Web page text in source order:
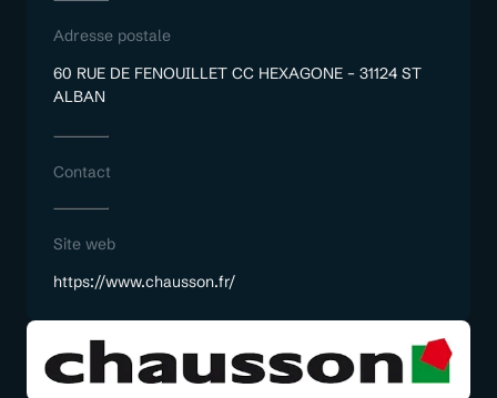
Adresse postale
60 RUE DE FENOUILLET CC HEXAGONE – 31124 ST
ALBAN
Contact
Site web
https://www.chausson.fr/